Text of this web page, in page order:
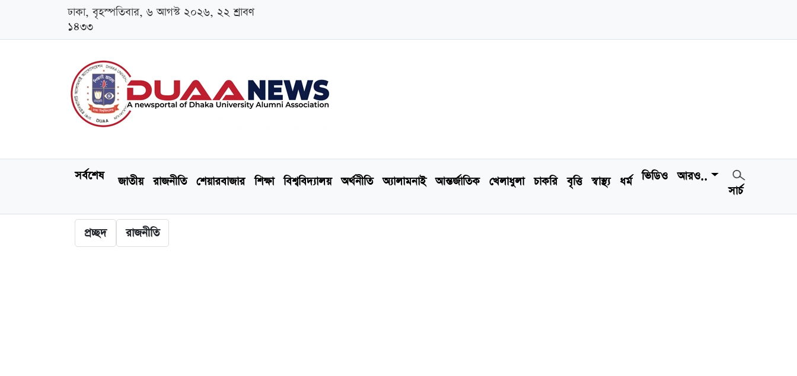
ঢাকা, বৃহস্পতিবার, ৬ আগস্ট ২০২৬, ২২ শ্রাবণ
১৪৩৩
সর্বশেষ জাতীয় রাজনীতি শেয়ারবাজার শিক্ষা বিশ্ববিদ্যালয় অর্থনীতি অ্যালামনাই আন্তর্জাতিক খেলাধুলা চাকরি বৃত্তি স্বাস্থ্য ধর্ম ভিডিও
আরও..
সার্চ
প্রচ্ছদ রাজনীতি